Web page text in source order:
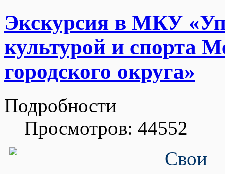
Экскурсия в МКУ
культурой и спорта
городского округа»
Подробности
Просмотров: 44552
Свои